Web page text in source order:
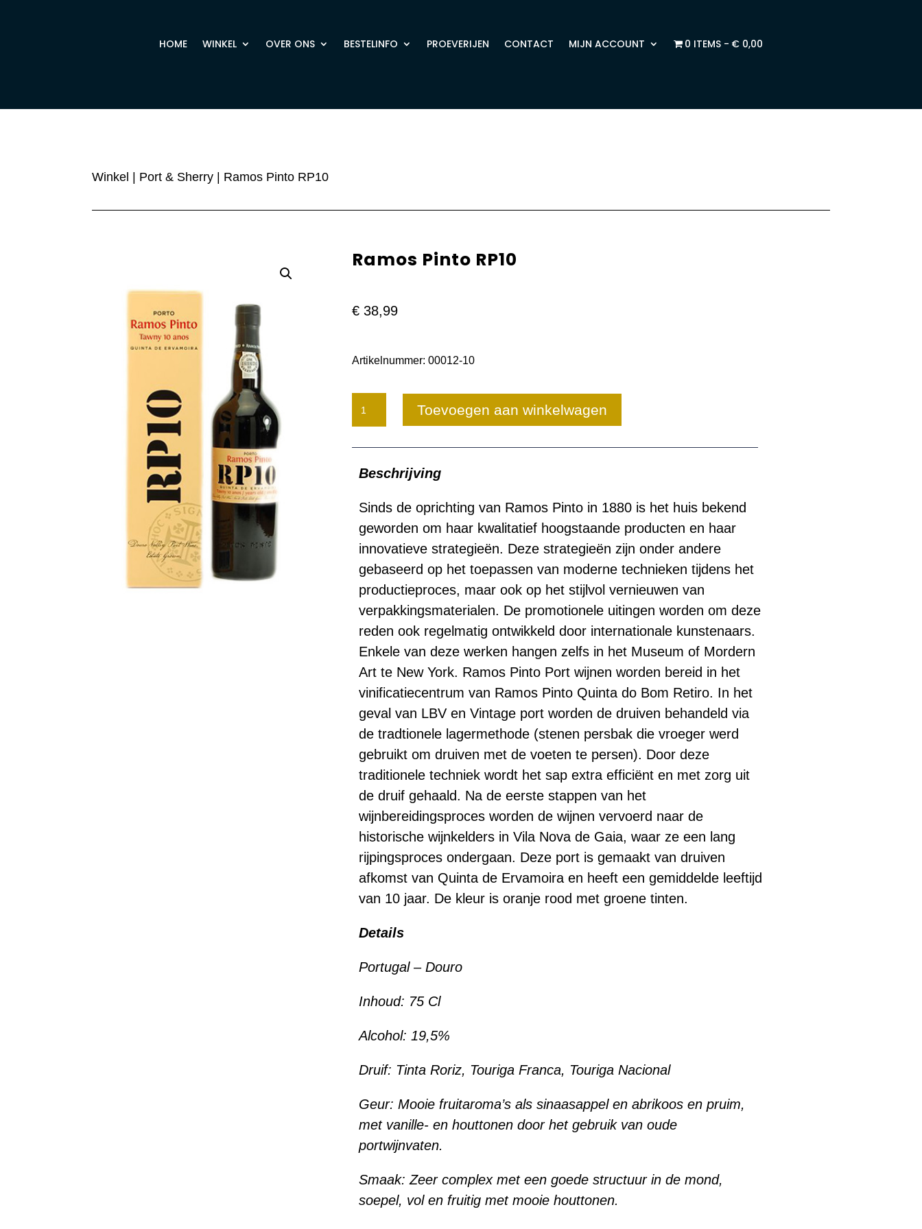
HOME WINKEL OVER ONS BESTELINFO PROEVERIJEN CONTACT MIJN ACCOUNT 0 ITEMS € 0,00
Winkel Port & Sherry | Ramos Pinto RP10
Ramos Pinto RP10
€38,99
Artikelnummer: 00012-10
Ramos
Pinto
aantal
Toevoegen aan winkelwagen
Beschrijving
Sinds de oprichting van Ramos Pinto in 1880 is het huis bekend
geworden om haar kwalitatief hoogstaande producten en haar
innovatieve strategieën. Deze strategieën zijn onder andere
gebaseerd op het toepassen van moderne technieken tijdens het
productieproces, maar ook op het stijlvol vernieuwen van
verpakkingsmaterialen. De promotionele uitingen worden om deze
reden ook regelmatig ontwikkeld door internationale kunstenaars.
Enkele van deze werken hangen zelfs in het Museum of Mordern
Art te New York. Ramos Pinto Port wijnen worden bereid in het
vinificatiecentrum van Ramos Pinto Quinta do Bom Retiro. In het
geval van LBV en Vintage port worden de druiven behandeld via
de tradtionele lagermethode (stenen persbak die vroeger werd
gebruikt om druiven met de voeten te persen). Door deze
traditionele techniek wordt het sap extra efficiënt en met zorg uit
de druif gehaald. Na de eerste stappen van het
wijnbereidingsproces worden de wijnen vervoerd naar de
historische wijnkelders in Vila Nova de Gaia, waar ze een lang
rijpingsproces ondergaan. Deze port is gemaakt van druiven
afkomst van Quinta de Ervamoira en heeft een gemiddelde leeftijd
van 10 jaar. De kleur is oranje rood met groene tinten.
Details
Portugal – Douro
Inhoud: 75 Cl
Alcohol: 19,5%
Druif: Tinta Roriz, Touriga Franca, Touriga Nacional
Geur: Mooie fruitaroma’s als sinaasappel en abrikoos en pruim,
met vanille- en houttonen door het gebruik van oude
portwijnvaten.
Smaak: Zeer complex met een goede structuur in de mond,
soepel, vol en fruitig met mooie houttonen.